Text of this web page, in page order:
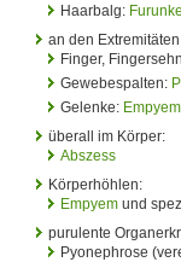
Haarbalg: Furunkel
an den
Finger,
Gewebespalten:
Gelenke: Empyem
überall im Körper:
Abszess
Körperhöhlen:
Empyem und
purulente
Pyonephrose